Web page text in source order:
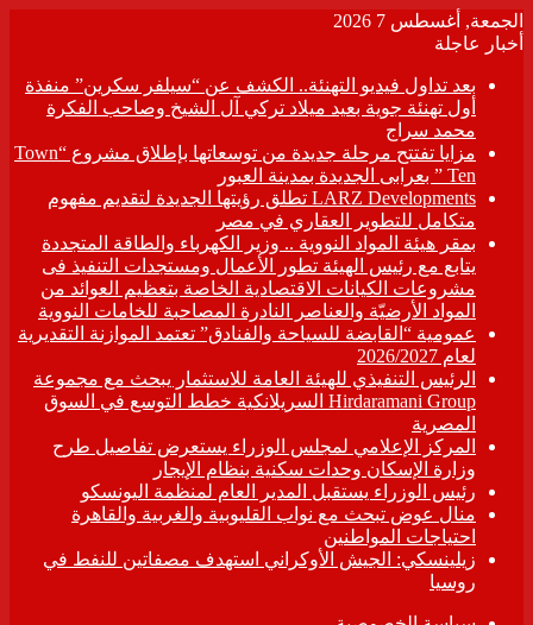
الجمعة, أغسطس 7 2026
أخبار عاجلة
بعد تداول فيديو التهنئة.. الكشف عن “سيلفر سكرين” منفذة
أول تهنئة جوية بعيد ميلاد تركي آل الشيخ وصاحب الفكرة
محمد سراج
مزايا تفتتح مرحلة جديدة من توسعاتها بإطلاق مشروع “Town
Ten ” بعرابى الجديدة بمدينة العبور
LARZ Developments تطلق رؤيتها الجديدة لتقديم مفهوم
متكامل للتطوير العقاري في مصر
بمقر هيئة المواد النووية .. وزير الكهرباء والطاقة المتجددة
يتابع مع رئيس الهيئة تطور الأعمال ومستجدات التنفيذ فى
مشروعات الكيانات الاقتصادية الخاصة بتعظيم العوائد من
المواد الأرضيّة والعناصر النادرة المصاحبة للخامات النووية
عمومية “القابضة للسياحة والفنادق” تعتمد الموازنة التقديرية
لعام 2026/2027
الرئيس التنفيذي للهيئة العامة للاستثمار يبحث مع مجموعة
Hirdaramani Group السريلانكية خطط التوسع في السوق
المصرية
المركز الإعلامي لمجلس الوزراء يستعرض تفاصيل طرح
وزارة الإسكان وحدات سكنية بنظام الإيجار
رئيس الوزراء يستقبل المدير العام لمنظمة اليونسكو
منال عوض تبحث مع نواب القليوبية والغربية والقاهرة
احتياجات المواطنين
زيلينسكي: الجيش الأوكراني استهدف مصفاتين للنفط في
روسيا